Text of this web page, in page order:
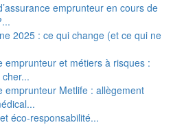
emprunteur en cours de
2025 : ce qui change (et ce qui ne
emprunteur et métiers à risques :
emprunteur Metlife : allègement
éco-responsabilité...